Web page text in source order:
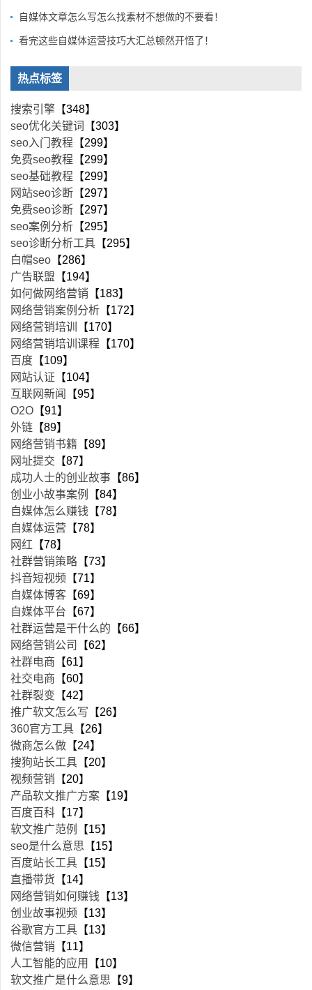
自媒体文章怎么写怎么找素材不想做的不要看！
看完这些自媒体运营技巧大汇总顿然开悟了！
热点标签
搜索引擎 【348】
seo优化关键词
【303】
seo入门教程 【299】
免费seo教程 【299】
seo基础教程 【299】
网站seo诊断 【297】
免费seo诊断 【297】
seo案例分析 【295】
seo诊断分析工具 【295】
白帽seo 【286】
广告联盟 【194】
如何做网络营销 【183】
网络营销案例分析 【172】
网络营销培训
【170】
网络营销培训课程 【170】
百度 【109】
网站认证 【104】
互联网新闻
【95】
O2O 【91】
外链 【89】
网络营销书籍 【89】
网址提交 【87】
成功人士的创业故事 【86】
创业小故事案例
【84】
自媒体怎么赚钱 【78】
自媒体运营 【78】
网红 【78】
社群营销策略 【73】
抖音短视频 【71】
自媒体博客 【69】
自媒体平台 【67】
社群运营是干什么的 【66】
网络营销公司
【62】
社群电商 【61】
社交电商 【60】
社群裂变 【42】
推广软文怎么写 【26】
360官方工具 【26】
微商怎么做 【24】
搜狗站长工具 【20】
视频营销 【20】
产品软文推广方案 【19】
百度百科 【17】
软文推广范例
【15】
seo是什么意思 【15】
百度站长工具 【15】
直播带货 【14】
网络营销如何赚钱 【13】
创业故事视频 【13】
谷歌官方工具 【13】
微信营销 【11】
人工智能的应用
【10】
软文推广是什么意思 【9】